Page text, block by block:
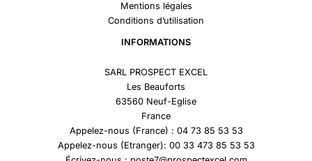
Mentions légales
Conditions d’utilisation
INFORMATIONS
SARL PROSPECT EXCEL
Les Beauforts
63560 Neuf-Eglise
France
Appelez-nous (France) : 04 73 85 53 53
Appelez-nous (Etranger): 00 33 473 85 53 53